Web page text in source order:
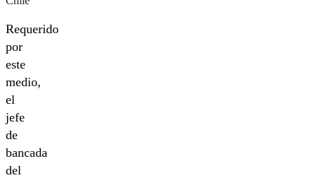
Requerido
por
este
medio,
el
jefe
de
bancada
del